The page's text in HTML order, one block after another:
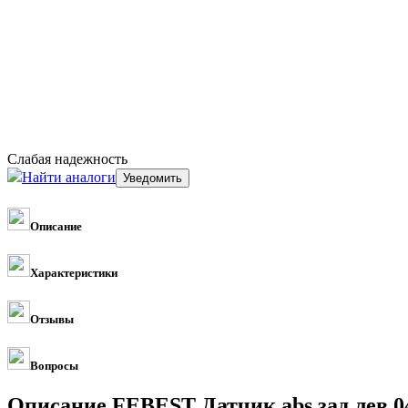
Слабая надежность
Найти аналоги
Описание
Характеристики
Отзывы
Вопросы